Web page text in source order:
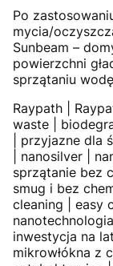
Po
mycia/
Sunbeam –
powierzchni
sprzątaniu
Raypath |
waste |
| przyjazne dla
| nanosilver |
sprzątanie bez
smug i bez
cleaning | easy
inwestycja na
mikrowłókna z